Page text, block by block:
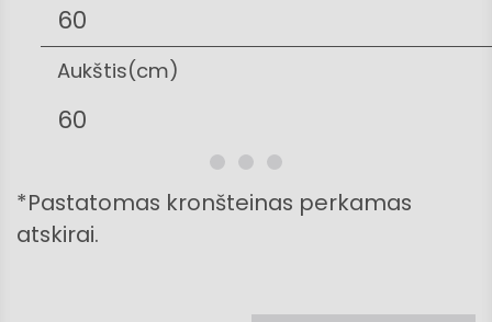
60
Aukštis(cm)
60
*Pastatomas kronšteinas perkamas
atskirai.